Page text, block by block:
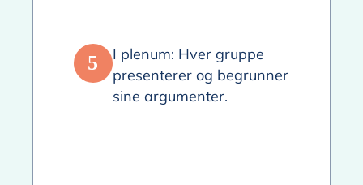
5
I plenum: Hver gruppe
presenterer og begrunner
sine argumenter.